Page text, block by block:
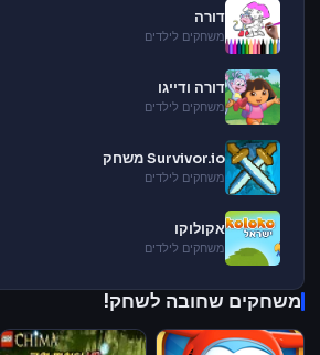
דורה
משחקים לילדים
דורה ודייגו
משחקים לילדים
Survivor.io משחק
משחקים לילדים
אקולוקו
משחקים לילדים
משחקים שחובה לשחק!